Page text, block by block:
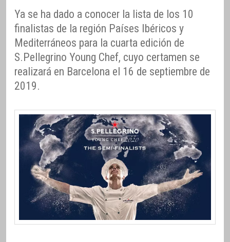
Ya se ha dado a conocer la lista de los 10
finalistas de la región Países Ibéricos y
Mediterráneos para la cuarta edición de
S.Pellegrino Young Chef, cuyo certamen se
realizará en Barcelona el 16 de septiembre de
2019.